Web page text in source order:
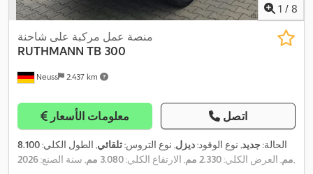
1 / 8
Neuss 2.437 km
منصة عمل مركبة على شاحنة
RUTHMANN TB 300
معلومات الأسعار اتصل
الحالة:جديد, نوع الوقود:ديزل, نوع التروس:تلقائي, الطول الكلي:8.100
مم, العرض الكلي:2.330 مم , الارتفاع الكلي:3.080 مم , سنة الصنع:2026 ,